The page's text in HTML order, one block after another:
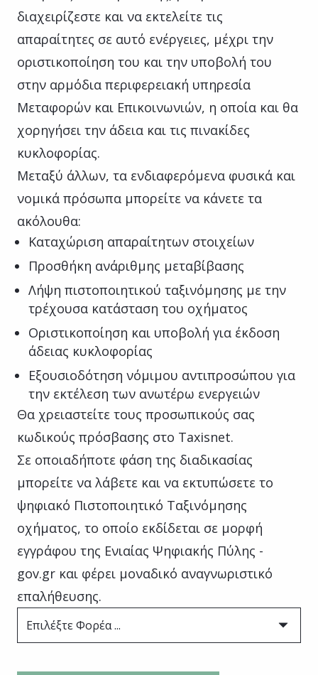
διαχειρίζεστε και να εκτελείτε τις
απαραίτητες σε αυτό ενέργειες, μέχρι την
οριστικοποίηση του και την υποβολή του
στην αρμόδια περιφερειακή υπηρεσία
Μεταφορών και Επικοινωνιών, η οποία και θα
χορηγήσει την άδεια και τις πινακίδες
κυκλοφορίας.
Μεταξύ άλλων, τα ενδιαφερόμενα φυσικά και
νομικά πρόσωπα μπορείτε να κάνετε τα
ακόλουθα:
Καταχώριση απαραίτητων στοιχείων
Προσθήκη ανάριθμης μεταβίβασης
Λήψη πιστοποιητικού ταξινόμησης με την
τρέχουσα κατάσταση του οχήματος
Οριστικοποίηση και υποβολή για έκδοση
άδειας κυκλοφορίας
Εξουσιοδότηση νόμιμου αντιπροσώπου για
την εκτέλεση των ανωτέρω ενεργειών
Θα χρειαστείτε τους προσωπικούς σας
κωδικούς πρόσβασης στο Taxisnet.
Σε οποιαδήποτε φάση της διαδικασίας
μπορείτε να λάβετε και να εκτυπώσετε το
ψηφιακό Πιστοποιητικό Ταξινόμησης
οχήματος, το οποίο εκδίδεται σε μορφή
εγγράφου της Ενιαίας Ψηφιακής Πύλης -
gov.gr και φέρει μοναδικό αναγνωριστικό
επαλήθευσης.
Επιλέξτε Φορέα ...